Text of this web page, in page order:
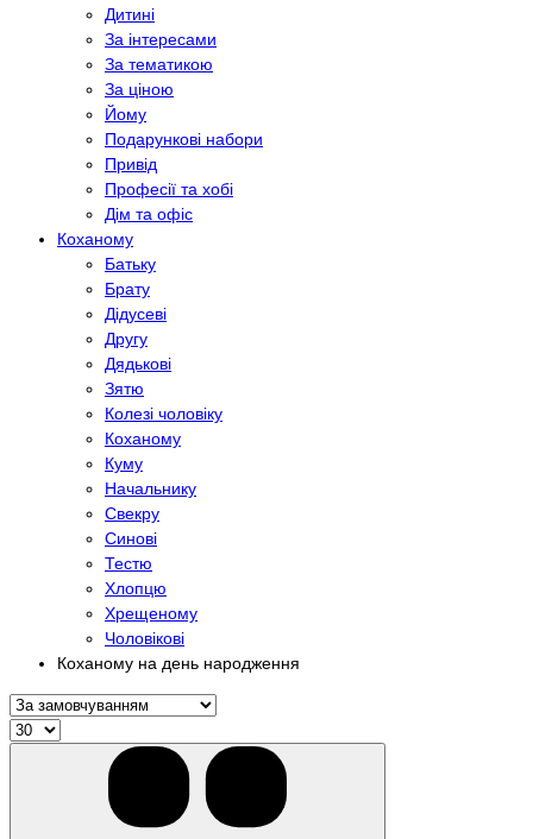
Дитині
За інтересами
За тематикою
За ціною
Йому
Подарункові набори
Привід
Професії та хобі
Дім та офіс
Коханому
Батьку
Брату
Дідусеві
Другу
Дядькові
Зятю
Колезі чоловіку
Коханому
Куму
Начальнику
Свекру
Синові
Тестю
Хлопцю
Хрещеному
Чоловікові
Коханому на день народження